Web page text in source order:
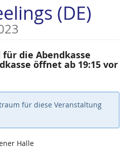
(DE)
die Abendkasse
öffnet ab 19:15 vor
für diese Veranstaltung
Halle